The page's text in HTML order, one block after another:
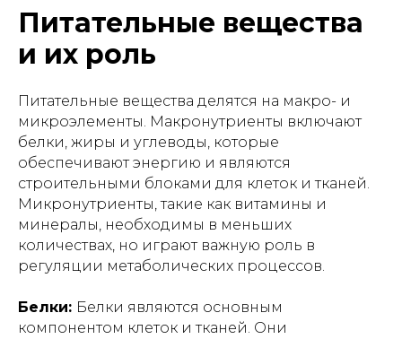
Питательные вещества
и их роль
Питательные вещества делятся на макро- и
микроэлементы. Макронутриенты включают
белки, жиры и углеводы, которые
обеспечивают энергию и являются
строительными блоками для клеток и тканей.
Микронутриенты, такие как витамины и
минералы, необходимы в меньших
количествах, но играют важную роль в
регуляции метаболических процессов.
Белки: Белки являются основным
компонентом клеток и тканей. Они